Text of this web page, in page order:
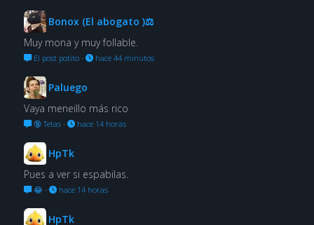
Bonox (El abogato )⚖
Muy mona y muy follable.
El post potito· hace 44 minutos
Paluego
Vaya meneillo más rico
🔞 Tetas· hace 14 horas
HpTk
Pues a ver si espabilas.
😂· hace 14 horas
HpTk